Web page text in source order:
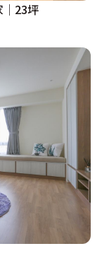
│23坪